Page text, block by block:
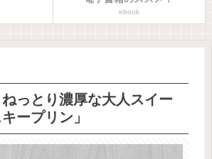
ebook
ねっとり濃厚な大人スイー
ープリン」